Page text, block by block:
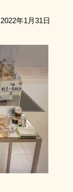
2022年1月 31日